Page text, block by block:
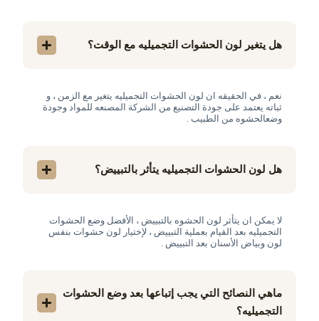
هل يتغير لون الحشوات التجميليه مع الوقت؟
نعم ، في الحقيقه ان لون الحشوات التجميليه يتغير مع الزمن ، و
ثباته يعتمد على جودة التصنيع من الشركة المصنعه للمواد وجودة
وضعالحشوه من الطبيب .
هل لون الحشوات التجميليه يتأثر بالتبييض؟
لا يمكن ان يتأثر لون الحشوه بالتبييض ، الأفضل وضع الحشوات
التجميليه بعد القيام بعملية التبييض ، لإختيار لون حشوات بنفس
لون وبياض الأسنان بعد التبييض .
ماهي النصائح التي يجب إتباعها بعد وضع الحشوات
التجميليه؟